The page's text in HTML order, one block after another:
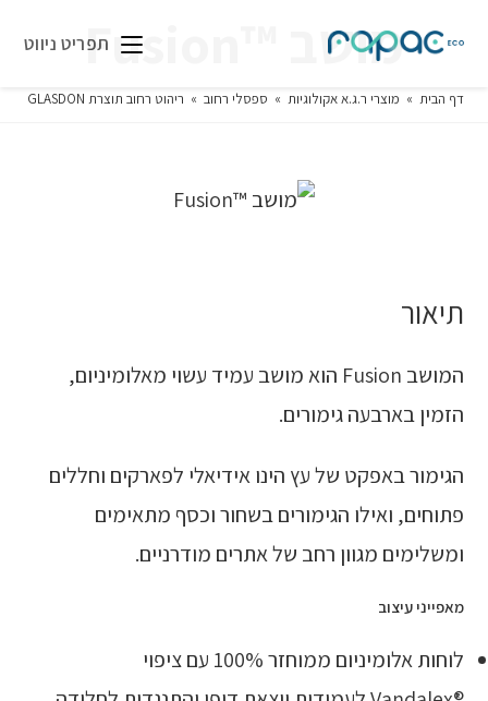
תפריט ניווט מושב ™Fusion
דף הבית » מוצרי ר.ג.א אקולוגיות » ספסלי רחוב » ריהוט רחוב תוצרת GLASDON
תיאור
המושב Fusion הוא מושב עמיד עשוי מאלומיניום,
הזמין בארבעה גימורים.
הגימור באפקט של עץ הינו אידיאלי לפארקים וחללים
פתוחים, ואילו הגימורים בשחור וכסף מתאימים
ומשלימים מגוון רחב של אתרים מודרניים.
מאפייני עיצוב
לוחות אלומיניום ממוחזר 100% עם ציפוי